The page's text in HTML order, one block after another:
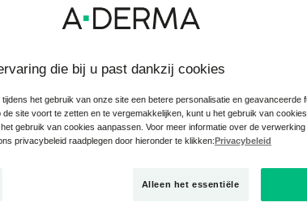
te verzachten en te verzorgen, terwijl de
die bij u past dankzij cookies
het gebruik van onze site een betere personalisatie en geavanceerde
de site voort te zetten en te vergemakkelijken, kunt u het gebruik van
gebruik van cookies aanpassen. Voor meer informatie over de
privacybeleid raadplegen door hieronder te klikken: Privacybeleid
Alleen het essentiële